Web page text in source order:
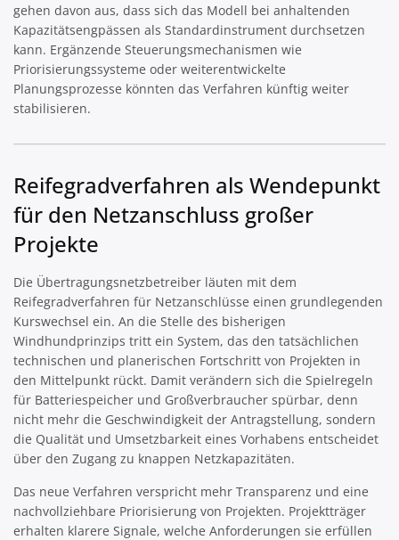
gehen davon aus, dass sich das Modell bei anhaltenden
Kapazitätsengpässen als Standardinstrument durchsetzen
kann. Ergänzende Steuerungsmechanismen wie
Priorisierungssysteme oder weiterentwickelte
Planungsprozesse könnten das Verfahren künftig weiter
stabilisieren.
Reifegradverfahren als Wendepunkt
für den Netzanschluss großer
Projekte
Die Übertragungsnetzbetreiber läuten mit dem
Reifegradverfahren für Netzanschlüsse einen grundlegenden
Kurswechsel ein. An die Stelle des bisherigen
Windhundprinzips tritt ein System, das den tatsächlichen
technischen und planerischen Fortschritt von Projekten in
den Mittelpunkt rückt. Damit verändern sich die Spielregeln
für Batteriespeicher und Großverbraucher spürbar, denn
nicht mehr die Geschwindigkeit der Antragstellung, sondern
die Qualität und Umsetzbarkeit eines Vorhabens entscheidet
über den Zugang zu knappen Netzkapazitäten.
Das neue Verfahren verspricht mehr Transparenz und eine
nachvollziehbare Priorisierung von Projekten. Projektträger
erhalten klarere Signale, welche Anforderungen sie erfüllen